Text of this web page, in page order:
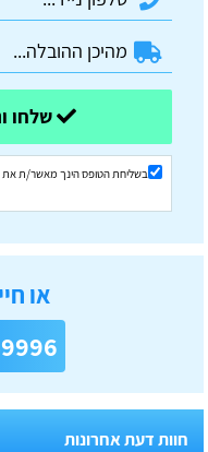
בשליחת הטופס הינך מאשר/ת את
או
חוות דעת אחרונות